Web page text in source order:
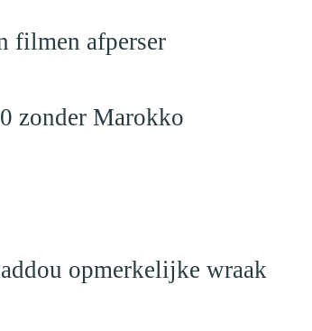
filmen afperser
zonder Marokko
opmerkelijke wraak